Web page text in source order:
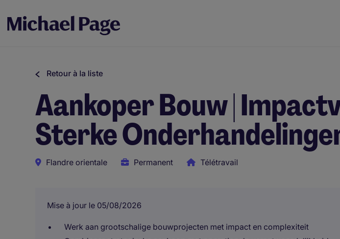
Retour à la liste
Aankoper Bouw |
Sterke
Flandre orientale Permanent Télétravail
Mise à jour le 05/08/2026
Werk aan grootschalige bouwprojecten met impact en complexiteit